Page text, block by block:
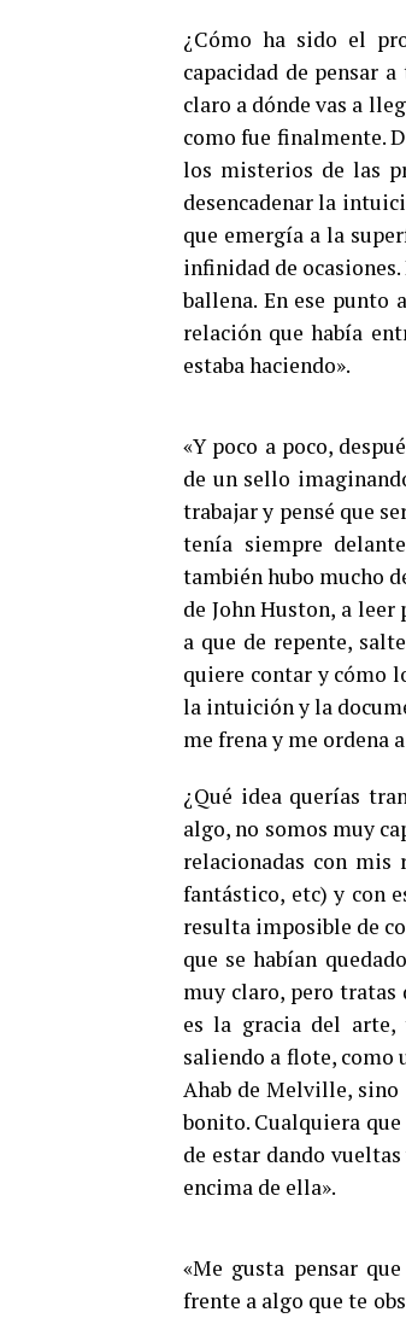
¿Cómo ha sido el
capacidad de pensar
claro a dónde vas a
como fue finalmente.
los misterios de las
desencadenar la
que emergía a la
infinidad de
ballena. En ese punto
relación que había
estaba haciendo».
«Y poco a poco,
de un sello
trabajar y pensé que
tenía siempre
también hubo mucho
de John Huston, a
a que de repente,
quiere contar y cómo
la intuición y la
me frena y me ordena
¿Qué idea querías
algo, no somos muy
relacionadas con mis
fantástico, etc) y con
resulta imposible de
que se habían
muy claro, pero tratas
es la gracia del arte,
saliendo a flote, como
Ahab de Melville, sino
bonito. Cualquiera
de estar dando
encima de ella».
«Me gusta pensar
frente a algo que te